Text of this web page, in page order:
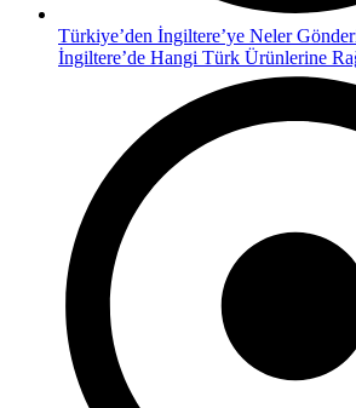
Türkiye’den İngiltere’ye Neler
İngiltere’de Hangi Türk Ürünlerine